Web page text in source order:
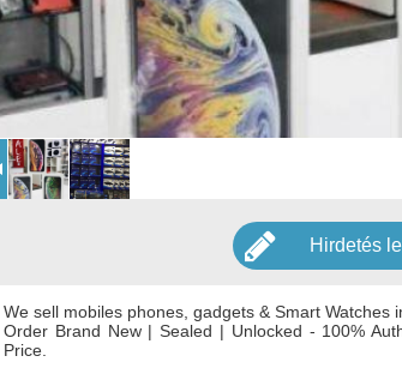
Hirdetés
We sell mobiles phones, gadgets & Smart Watches
Order Brand New | Sealed | Unlocked - 100%
Price.